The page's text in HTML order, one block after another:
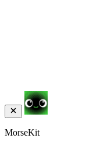
MorseKit